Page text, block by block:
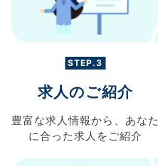
STEP.3
求人のご紹介
豊富な求人情報から、 あなた
に合った求人を ご紹介